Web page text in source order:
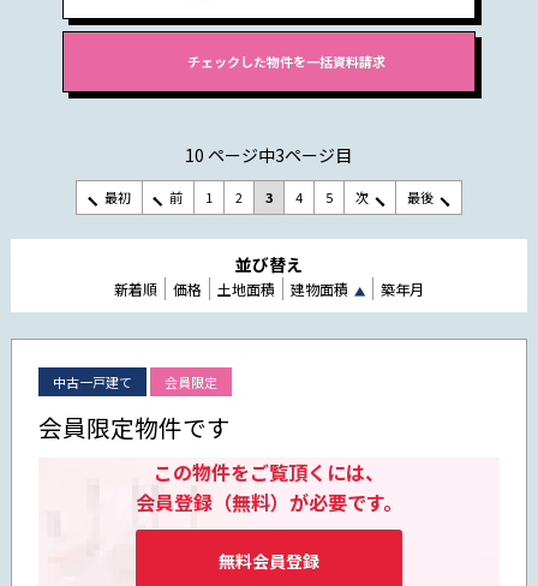
10 ページ中3ページ目
最初 前 1 2 3 4 5 次 最後
並び替え
新着順 価格 土地面積 建物面積 築年月
中古一戸建て 会員限定
会員限定物件です
この物件をご覧頂くには、
会員登録（無料）が必要です。
無料会員登録